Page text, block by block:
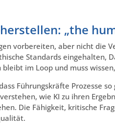
„the
vorbereiten, aber nicht die
Standards eingehalten,
bleibt im Loop und muss
Führungskräfte Prozesse
wie KI zu ihren
Die Fähigkeit, kritische